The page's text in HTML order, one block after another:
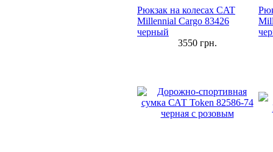
Рюкзак на колесах CAT
Millennial Cargo 83426
черный
3550грн.